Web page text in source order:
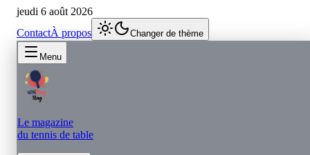
jeudi 6 août 2026
ContactÀ propos Changer de thème
Menu
Le magazine
du tennis de table